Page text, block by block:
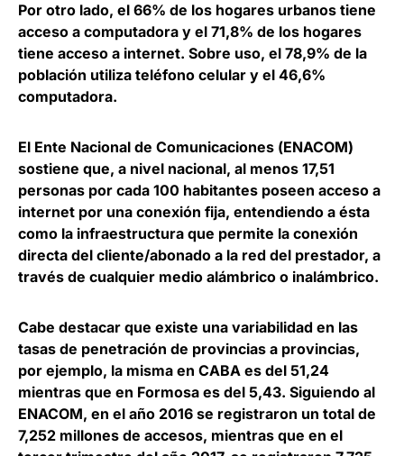
Por otro lado, el 66% de los hogares urbanos tiene
acceso a computadora y el 71,8% de los hogares
tiene acceso a internet. Sobre uso, el 78,9% de la
población utiliza teléfono celular y el 46,6%
computadora.
El Ente Nacional de Comunicaciones (ENACOM)
sostiene que, a nivel nacional, al menos 17,51
personas por cada 100 habitantes poseen acceso a
internet por una conexión fija, entendiendo a ésta
como la infraestructura que permite la conexión
directa del cliente/abonado a la red del prestador, a
través de cualquier medio alámbrico o inalámbrico.
Cabe destacar que existe una variabilidad en las
tasas de penetración de provincias a provincias,
por ejemplo, la misma en CABA es del 51,24
mientras que en Formosa es del 5,43. Siguiendo al
ENACOM, en el año 2016 se registraron un total de
7,252 millones de accesos, mientras que en el